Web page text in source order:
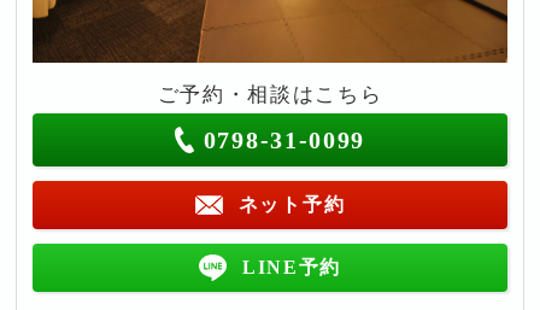
ご予約・相談はこちら
0798-31-0099
ネット予約
LINE予約